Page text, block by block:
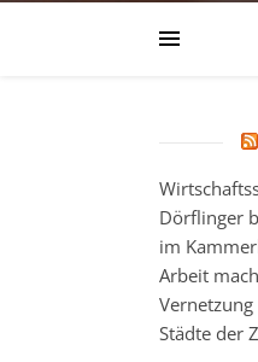
Dörflinger
im
Arbeit
Städte der